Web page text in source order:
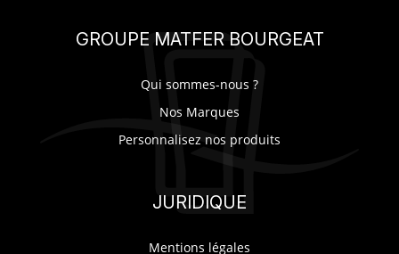
GROUPE MATFER BOURGEAT
Qui sommes-nous ?
Nos Marques
Personnalisez nos produits
JURIDIQUE
Mentions légales